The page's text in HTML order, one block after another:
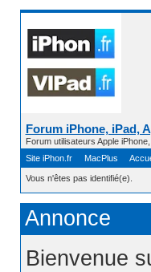
Forum iPhone, iPad,
Forum utilisateurs Apple
Site iPhon.fr
MacPlus
Vous n'êtes pas identifié(e).
Annonce
Bienvenue